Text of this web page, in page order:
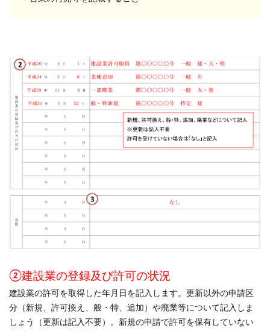
②建設業の登録及び許可の状況
建設業の許可を取得した年月日を記入します。更新以外の申請区
分（新規、許可換え、般・特、追加）や廃業等について記入しま
しょう（更新は記入不要）。新規の申請で許可を保有していない